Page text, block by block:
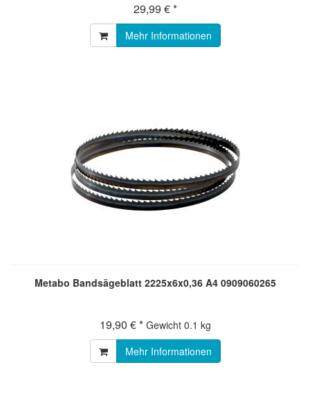
29,99 € *
Mehr Informationen
Metabo Bandsägeblatt 2225x6x0,36 A4 0909060265
19,90 € * Gewicht 0.1 kg
Mehr Informationen